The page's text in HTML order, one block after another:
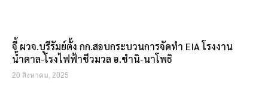
จี้ ผวจ.บุรีรัมย์ตั้ง กก.สอบกระบวนการจัดทำ EIA โรงงาน
น้ำตาล-โรงไฟฟ้าชีวมวล อ.ชำนิ-นาโพธิ
20 สิงหาคม, 2025